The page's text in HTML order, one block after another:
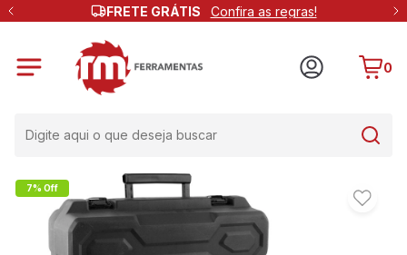
FRETE GRÁTIS Confira as regras!
0
7% Off